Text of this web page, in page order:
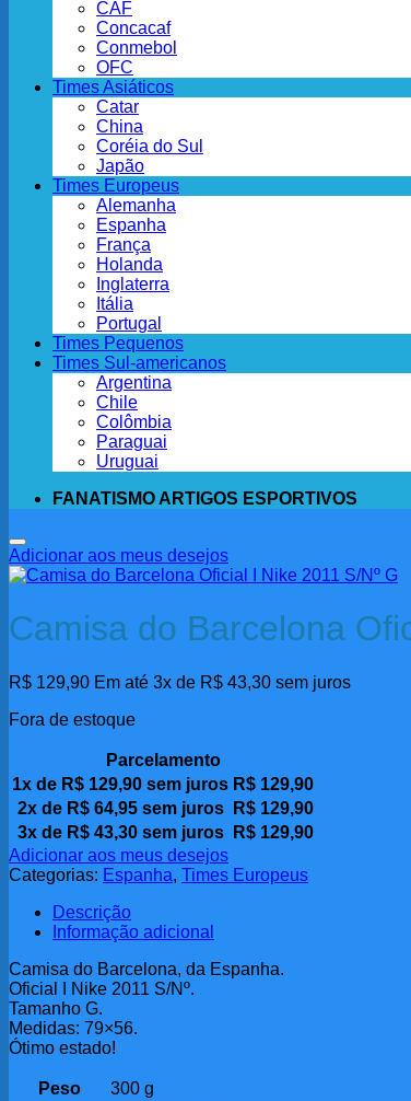
CAF
Concacaf
Conmebol
OFC
Times Asiáticos
Catar
China
Coréia do Sul
Japão
Times Europeus
Alemanha
Espanha
França
Holanda
Inglaterra
Itália
Portugal
Times Pequenos
Times Sul-americanos
Argentina
Chile
Colômbia
Paraguai
Uruguai
FANATISMO ARTIGOS ESPORTIVOS
Adicionar aos meus desejos
Camisa do Barcelona
R$ 129,90 Em até 3x de R$ 43,30 sem juros
Fora de estoque
Parcelamento
1x de R$ 129,90 sem juros R$ 129,90
2x de R$64,95sem juros R$ 129,90
3x de R$43,30sem juros R$ 129,90
Adicionar aos meus desejos
Categorias: Espanha, Times Europeus
Descrição
Informação adicional
Camisa do Barcelona, da Espanha.
Oficial I Nike 2011 S/Nº.
Tamanho G.
Medidas: 79×56.
Ótimo estado!
Peso
300 g